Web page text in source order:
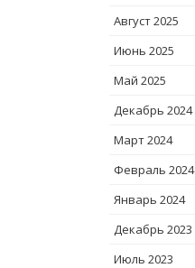
Август 2025
Июнь 2025
Май 2025
Декабрь 2024
Март 2024
Февраль 2024
Январь 2024
Декабрь 2023
Июль 2023